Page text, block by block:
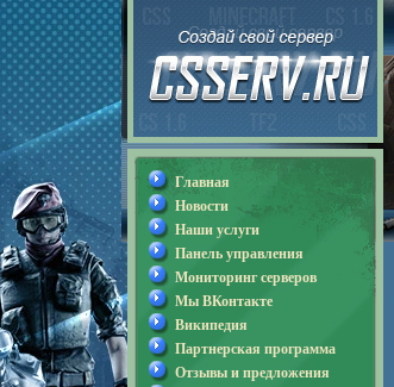
Главная
Новости
Наши услуги
Панель управления
Мониторинг серверов
Мы ВКонтакте
Википедия
Партнерская программа
Отзывы и предложения